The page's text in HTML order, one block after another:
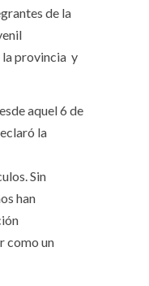
de la
la provincia y
aquel 6 de
la
Sin
han
como un